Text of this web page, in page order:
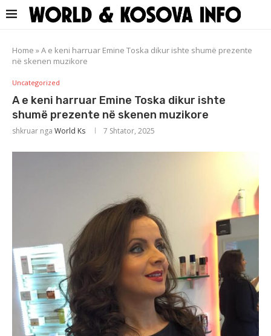
Home »A e keni harruar Emine Toska dikur ishte shumë prezente
në skenen muzikore
Uncategorized
A e keni harruar Emine Toska dikur ishte
shumë prezente në skenen muzikore
shkruar nga World Ks 7 Shtator, 2025